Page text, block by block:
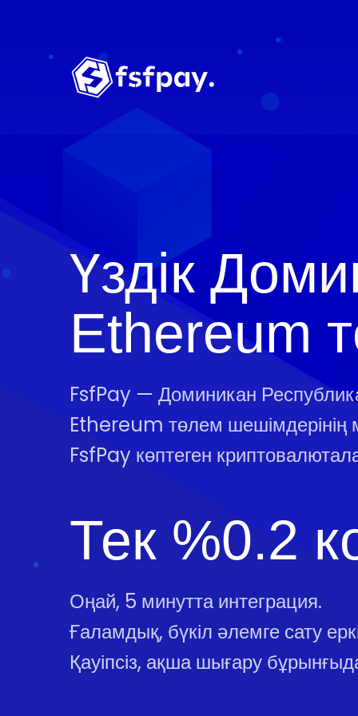
Үздік
Ethereum
FsfPay — Доминикан
Ethereum төлем шешімдерінің
FsfPay көптеген
Тек %0.2
Оңай, 5 минутта интеграция.
Ғаламдық, бүкіл әлемге сату
Қауіпсіз, ақша шығару